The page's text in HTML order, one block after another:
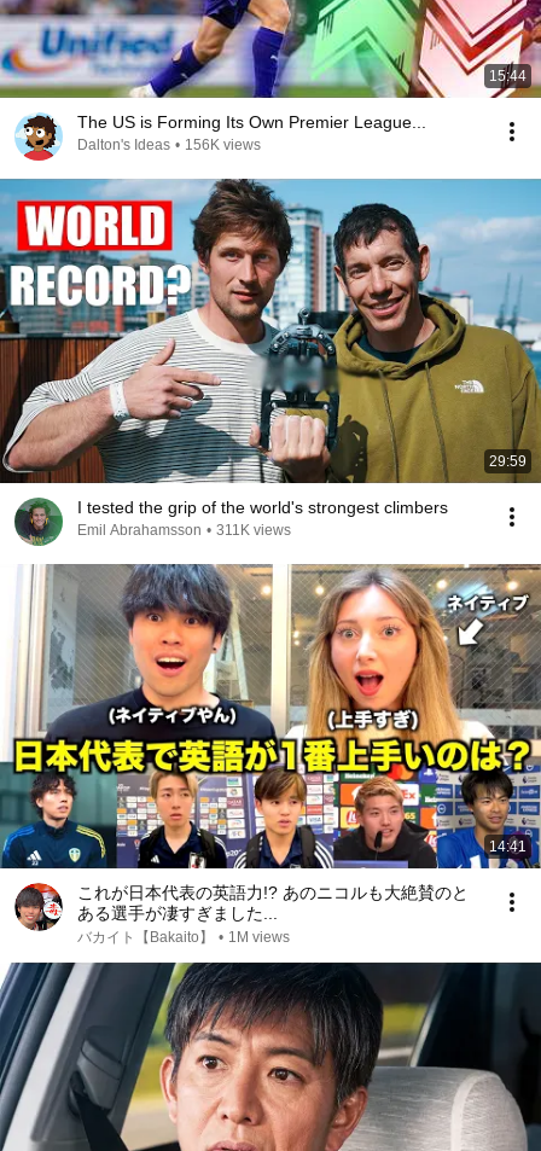
15:44
The US is Forming Its Own Premier League...
Dalton's Ideas • 156K views
29:59
I tested the grip of the world's strongest climbers
Emil Abrahamsson • 311K views
14:41
これが日本代表の英語力!? あのニコルも大絶賛のと
ある選手が凄すぎました...
バカイト【Bakaito】 • 1M views